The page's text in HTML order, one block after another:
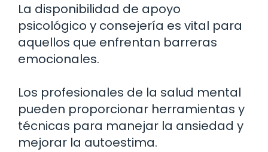
La disponibilidad de apoyo
psicológico y consejería es vital para
aquellos que enfrentan barreras
emocionales.
Los profesionales de la salud mental
pueden proporcionar herramientas y
técnicas para manejar la ansiedad y
mejorar la autoestima.